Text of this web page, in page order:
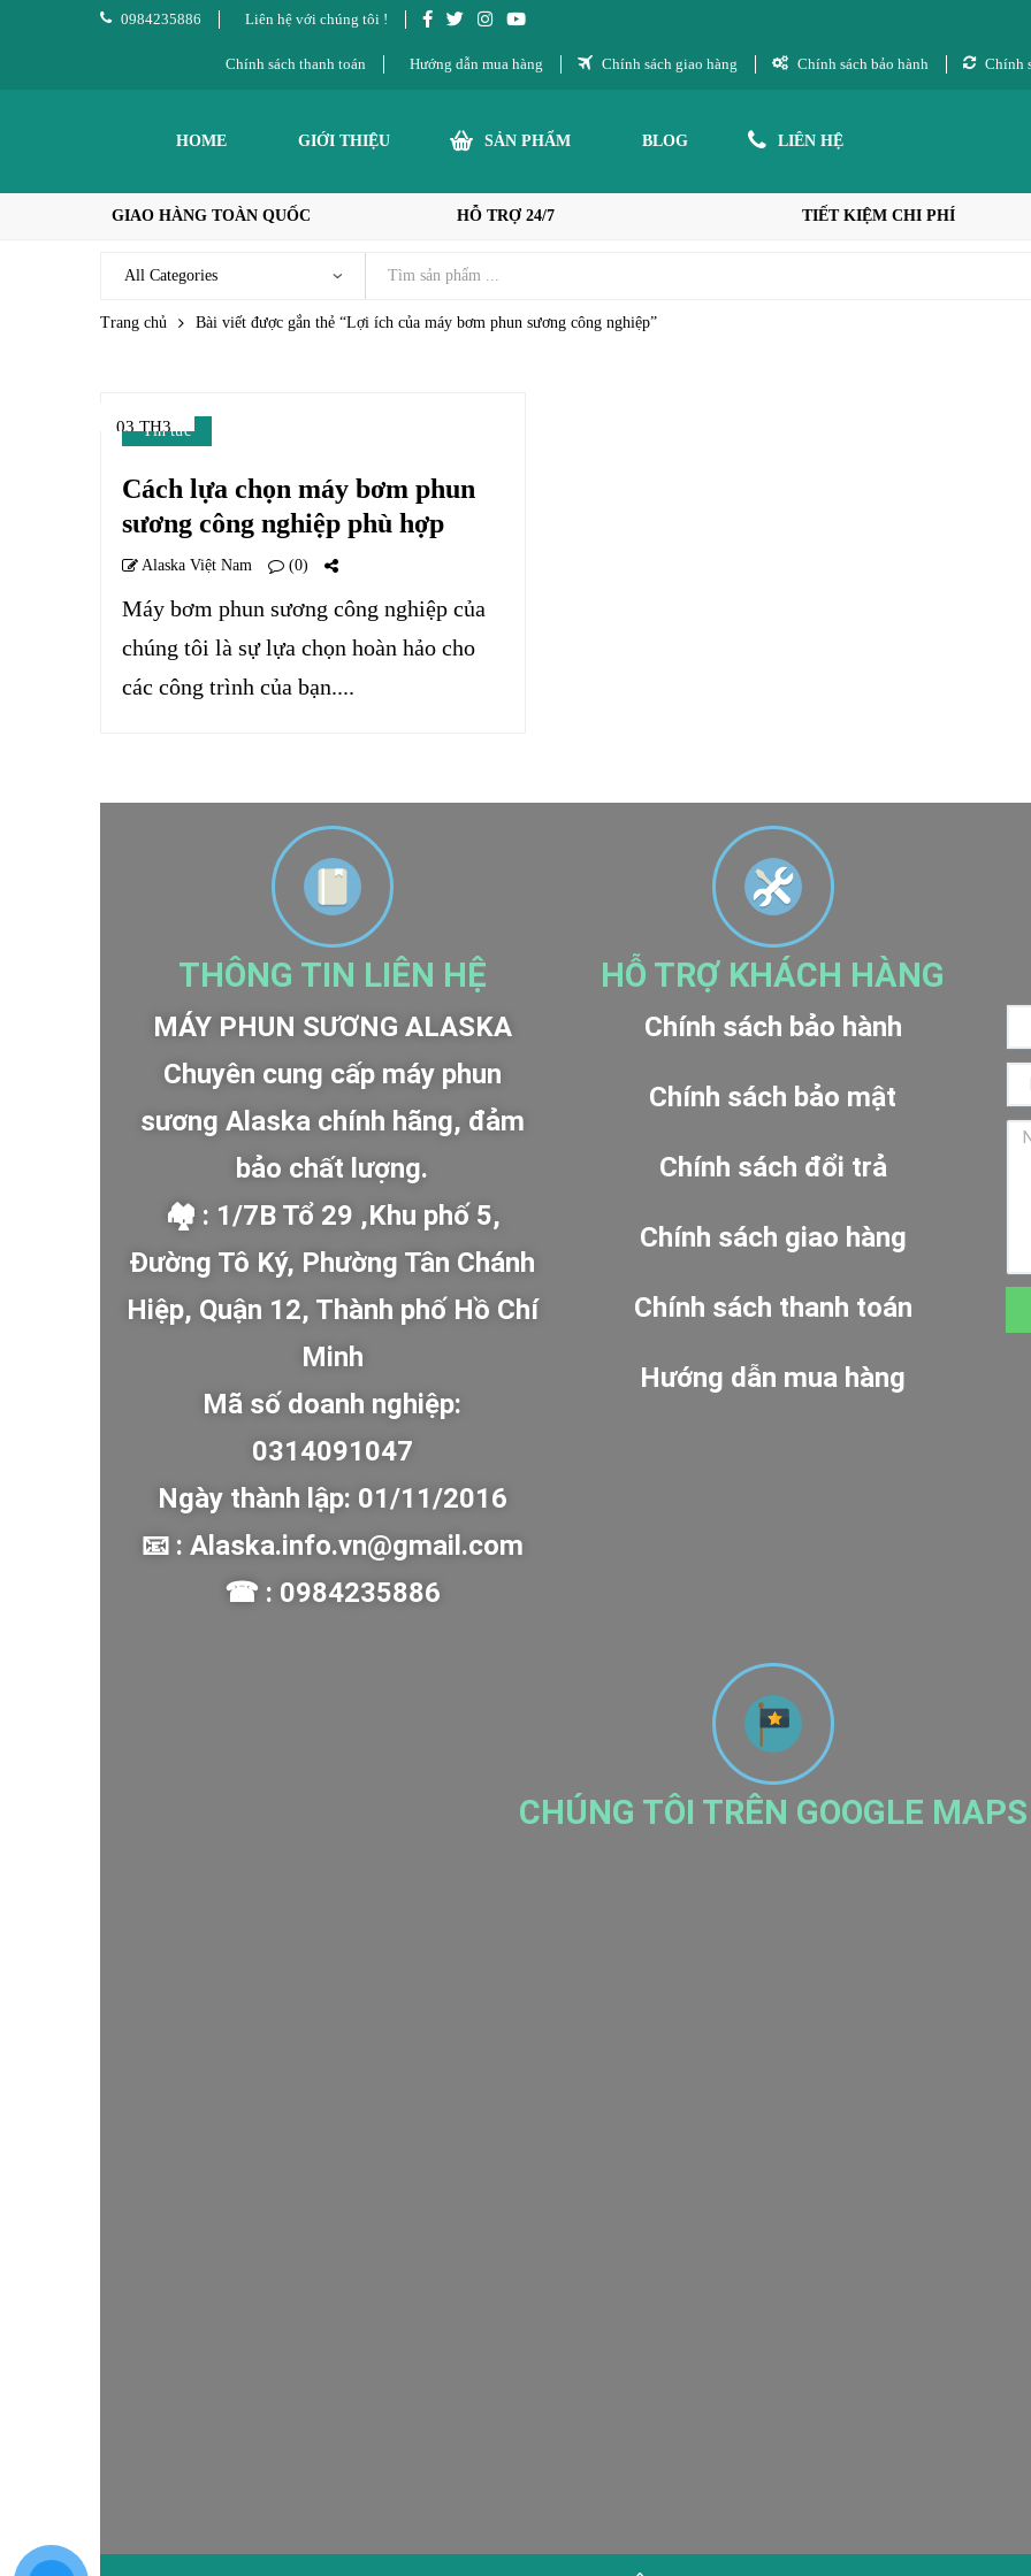
0984235886 Liên hệ với chúng tôi !
Chính sách thanh toán Hướng dẫn mua hàng Chính sách giao hàng Chính sách bảo hành Chính
HOME GIỚI THIỆU SẢN PHẨM BLOG LIÊN HỆ
GIAO HÀNG TOÀN QUỐC HỖ TRỢ 24/7 TIẾT KIỆM CHI PHÍ
Trang chủ Bài viết được gắn thẻ “Lợi ích của máy bơm phun sương công nghiệp”
03 TH3
Tin tức
Cách lựa chọn máy bơm phun
sương công nghiệp phù hợp
Alaska Việt Nam (0)
Máy bơm phun sương công nghiệp của
chúng tôi là sự lựa chọn hoàn hảo cho
các công trình của bạn....
THÔNG TIN LIÊN HỆ
MÁY PHUN SƯƠNG ALASKA
Chuyên cung cấp máy phun
sương Alaska chính hãng, đảm
bảo chất lượng.
🏘 : 1/7B Tổ 29 ,Khu phố 5,
Đường Tô Ký, Phường Tân Chánh
Hiệp, Quận 12, Thành phố Hồ Chí
Minh
Mã số doanh nghiệp:
0314091047
Ngày thành lập: 01/11/2016
📧 : Alaska.info.vn@gmail.com
☎ : 0984235886
HỖ TRỢ KHÁCH HÀNG
Chính sách bảo hành
Chính sách bảo mật
Chính sách đổi trả
Chính sách giao hàng
Chính sách thanh toán
Hướng dẫn mua hàng
CHÚNG TÔI TRÊN GOOGLE MAPS